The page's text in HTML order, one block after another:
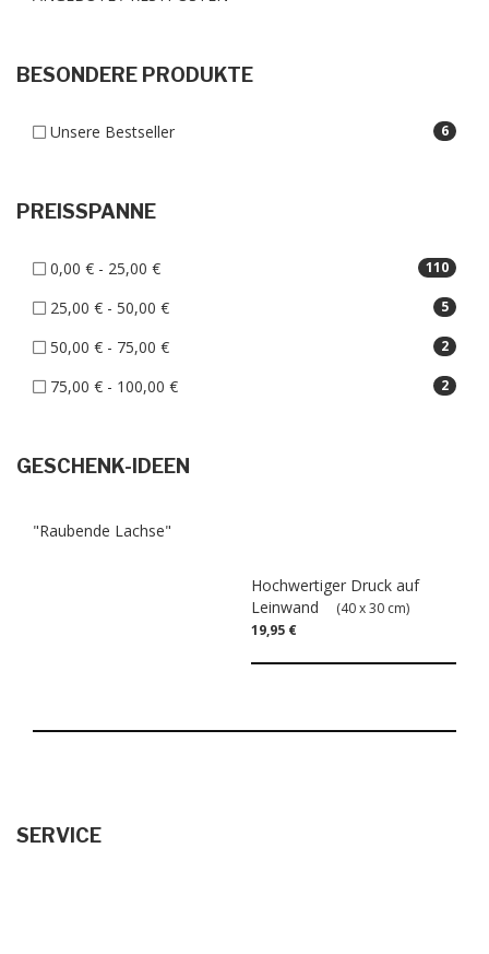
BESONDERE PRODUKTE
6
Unsere Bestseller
PREISSPANNE
110
0,00 € - 25,00 €
5
25,00 € - 50,00 €
2
50,00 € - 75,00 €
2
75,00 € - 100,00 €
GESCHENK-IDEEN
"Raubende Lachse"
Hochwertiger Druck auf
Leinwand
(40 x 30 cm)
19,95 €
SERVICE